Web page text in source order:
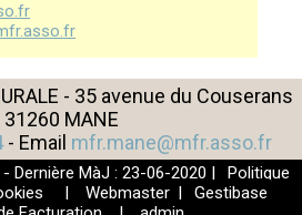
- 35 avenue du Couserans
31260 MANE
- Email mfr.mane@mfr.asso.fr
Dernière MàJ : 23-06-2020 |
Politique
| Webmaster |
Gestibase